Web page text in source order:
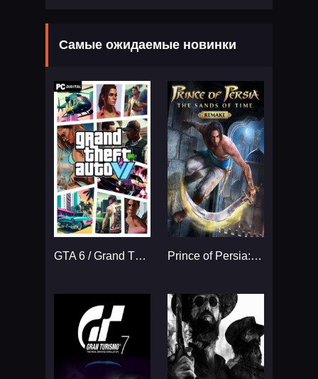
Самые ожидаемые новинки
GTA 6 / Grand Theft Auto VI Prince of Persia: The Sands